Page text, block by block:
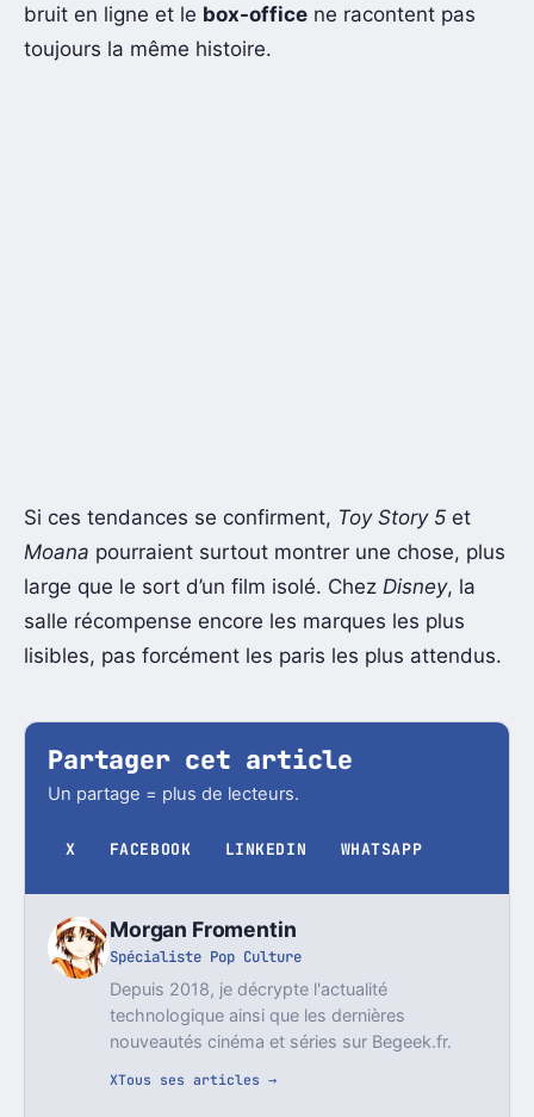
bruit en ligne et le box-office ne racontent pas
toujours la même histoire.
Si ces tendances se confirment, Toy Story 5 et
Moana pourraient surtout montrer une chose, plus
large que le sort d’un film isolé. Chez Disney, la
salle récompense encore les marques les plus
lisibles, pas forcément les paris les plus attendus.
Partager cet article
Un partage = plus de lecteurs.
X FACEBOOK LINKEDIN WHATSAPP
Morgan Fromentin
Spécialiste Pop Culture
Depuis 2018, je décrypte l'actualité
technologique ainsi que les dernières
nouveautés cinéma et séries sur Begeek.fr.
XTous ses articles →